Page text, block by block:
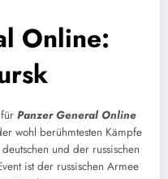
Online:
Panzer General Online
wohl berühmtesten Kämpfe
und der russischen
ist der russischen Armee